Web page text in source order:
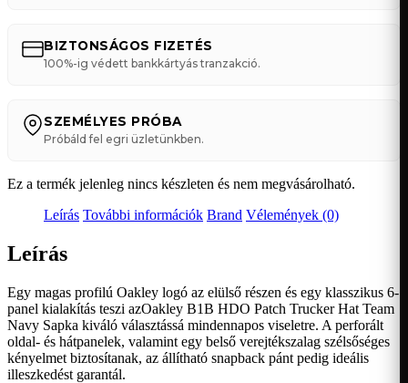
BIZTONSÁGOS FIZETÉS
100%-ig védett bankkártyás tranzakció.
SZEMÉLYES PRÓBA
Próbáld fel egri üzletünkben.
Ez a termék jelenleg nincs készleten és nem megvásárolható.
Leírás További információk Brand Vélemények (0)
Leírás
Egy magas profilú Oakley logó az elülső részen és egy klasszikus 6-
panel kialakítás teszi azOakley B1B HDO Patch Trucker Hat Team
Navy Sapka kiváló választássá mindennapos viseletre. A perforált
oldal- és hátpanelek, valamint egy belső verejtékszalag szélsőséges
kényelmet biztosítanak, az állítható snapback pánt pedig ideális
illeszkedést garantál.